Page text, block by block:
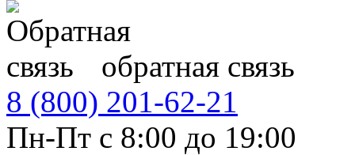
обратная связь
8 (800) 201-62-21
Пн-Пт с 8:00 до 19:00